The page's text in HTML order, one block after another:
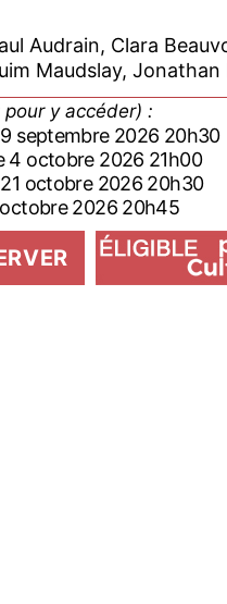
Audrain, Clara
Maudslay, Jonathan
(cliquez pour y accéder) :
mercredi 9 septembre 2026 20h30
dimanche 4 octobre 2026 21h00
mercredi 21 octobre 2026 20h30
mardi 27 octobre 2026 20h45